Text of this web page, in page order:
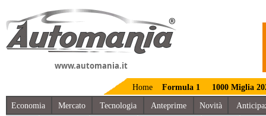
www.automania.it
Home Formula 1 1000 Miglia
Economia Mercato Tecnologia Anteprime Novità